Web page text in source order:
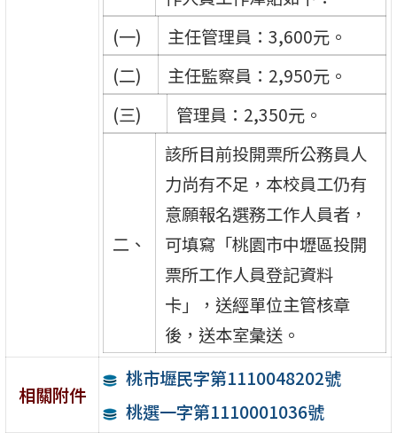
(一)
主任管理員：3,600元。
(二)
主任監察員：2,950元。
(三)
管理員：2,350元。
二、
該所目前投開票所公務員人
力尚有不足，本校員工仍有
意願報名選務工作人員者，
可填寫「桃園市中壢區投開
票所工作人員登記資料
卡」，送經單位主管核章
後，送本室彙送。
相關附件
桃市壢民字第1110048202號
桃選一字第1110001036號